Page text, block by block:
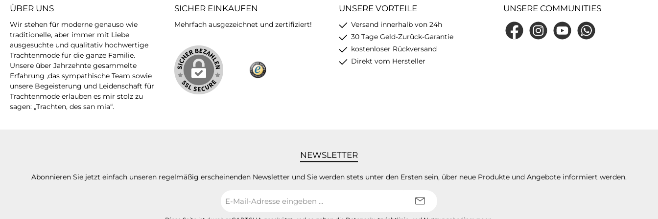
ÜBER UNS
Wir stehen für moderne genauso wie
traditionelle, aber immer mit Liebe
ausgesuchte und qualitativ hochwertige
Trachtenmode für die ganze Familie.
Unsere über Jahrzehnte gesammelte
Erfahrung ,das sympathische Team sowie
unsere Begeisterung und Leidenschaft für
Trachtenmode erlauben es mir stolz zu
sagen: „Trachten, des san mia“.
SICHER EINKAUFEN
Mehrfach ausgezeichnet und zertifiziert!
UNSERE VORTEILE
Versand innerhalb von 24h
30 Tage Geld-Zurück-Garantie
kostenloser Rückversand
Direkt vom Hersteller
UNSERE COMMUNITIES
FacebookInstagramYouTubeWhatsApp
NEWSLETTER
Abonnieren Sie jetzt einfach unseren regelmäßig erscheinenden Newsletter und Sie werden stets unter den Ersten sein, über neue Produkte und Angebote informiert werden.
Mail-
Adresse